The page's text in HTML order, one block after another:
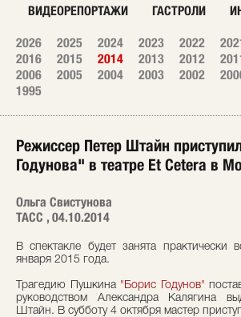
ВИДЕОРЕПОРТАЖИ ГАСТРОЛИ
2026 2025 2024 2023 2022
2016
2015 2014 2013 2012
2006
2005 2004 2003 2002
1995
Режиссер Петер Штайн
Годунова" в театре Et Cetera в
Ольга Свистунова
ТАСС , 04.10.2014
В спектакле будет занята
января 2015 года.
Трагедию Пушкина "Борис Годунов"
руководством Александра Калягина
Штайн. В субботу 4 октября мастер